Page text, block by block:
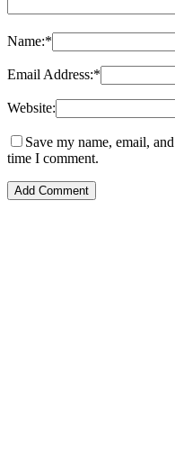
Name:*
Email Address:*
Website:
Save my name, email,
time I comment.